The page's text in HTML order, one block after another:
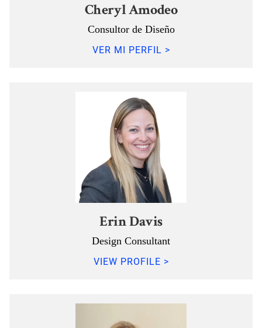
Cheryl Amodeo
Consultor de Diseño
VER MI PERFIL >
Erin Davis
Design Consultant
VIEW PROFILE >